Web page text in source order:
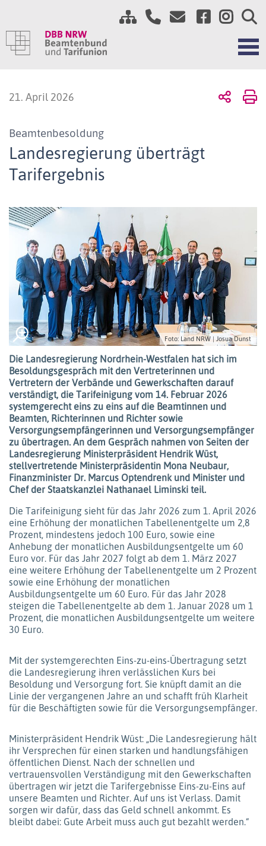
Beamtenbesoldung
Landesregierung überträgt
Tarifergebnis
Foto: Land NRW | Josua Dunst
21. April 2026
Die Landesregierung Nordrhein-Westfalen hat sich im
Besoldungsgespräch mit den Vertreterinnen und
Vertretern der Verbände und Gewerkschaften darauf
verständigt, die Tarifeinigung vom 14. Februar 2026
systemgerecht eins zu eins auf die Beamtinnen und
Beamten, Richterinnen und Richter sowie
Versorgungsempfängerinnen und Versorgungsempfänger
zu übertragen. An dem Gespräch nahmen von Seiten der
Landesregierung Ministerpräsident Hendrik Wüst,
stellvertretende Ministerpräsidentin Mona Neubaur,
Finanzminister Dr. Marcus Optendrenk und Minister und
Chef der Staatskanzlei Nathanael Liminski teil.
Die Tarifeinigung sieht für das Jahr 2026 zum 1. April 2026
eine Erhöhung der monatlichen Tabellenentgelte um 2,8
Prozent, mindestens jedoch 100 Euro, sowie eine
Anhebung der monatlichen Ausbildungsentgelte um 60
Euro vor. Für das Jahr 2027 folgt ab dem 1. März 2027
eine weitere Erhöhung der Tabellenentgelte um 2 Prozent
sowie eine Erhöhung der monatlichen
Ausbildungsentgelte um 60 Euro. Für das Jahr 2028
steigen die Tabellenentgelte ab dem 1. Januar 2028 um 1
Prozent, die monatlichen Ausbildungsentgelte um weitere
30 Euro.
Mit der systemgerechten Eins-zu-eins-Übertragung setzt
die Landesregierung ihren verlässlichen Kurs bei
Besoldung und Versorgung fort. Sie knüpft damit an die
Linie der vergangenen Jahre an und schafft früh Klarheit
für die Beschäftigten sowie für die Versorgungsempfänger.
Ministerpräsident Hendrik Wüst: „Die Landesregierung hält
ihr Versprechen für einen starken und handlungsfähigen
öffentlichen Dienst. Nach der schnellen und
vertrauensvollen Verständigung mit den Gewerkschaften
übertragen wir jetzt die Tarifergebnisse Eins-zu-Eins auf
unsere Beamten und Richter. Auf uns ist Verlass. Damit
sorgen wir dafür, dass das Geld schnell ankommt. Es
bleibt dabei: Gute Arbeit muss auch gut bezahlt werden.“